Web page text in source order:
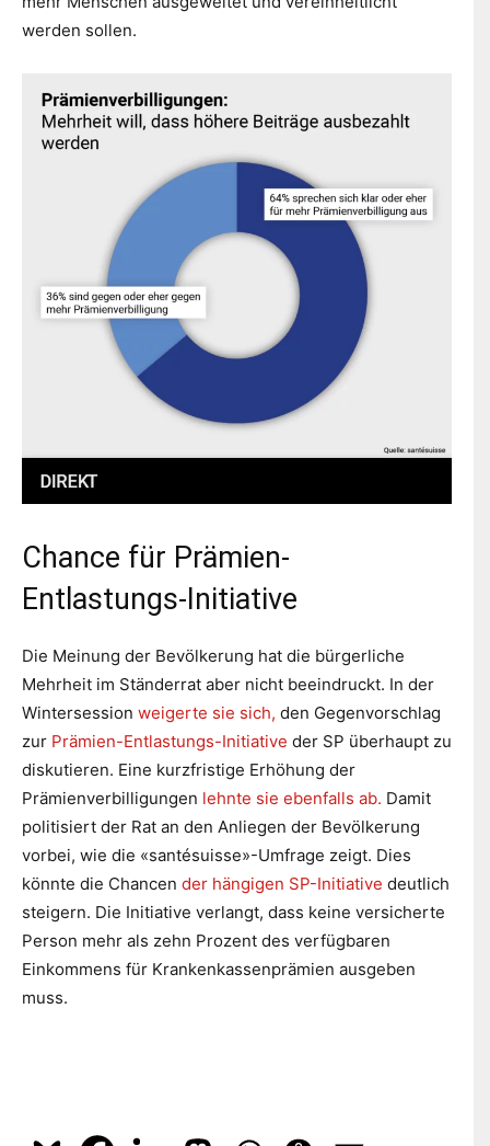
werden sollen.
Chance für Prämien-
Entlastungs-Initiative
Die Meinung der Bevölkerung hat die bürgerliche
Mehrheit im Ständerrat aber nicht beeindruckt. In der
Wintersession weigerte sie sich, den Gegenvorschlag
zur Prämien-Entlastungs-Initiative der SP überhaupt zu
diskutieren. Eine kurzfristige Erhöhung der
Prämienverbilligungen lehnte sie ebenfalls ab. Damit
politisiert der Rat an den Anliegen der Bevölkerung
vorbei, wie die «santésuisse»-Umfrage zeigt. Dies
könnte die Chancen der hängigen SP-Initiative deutlich
steigern. Die Initiative verlangt, dass keine versicherte
Person mehr als zehn Prozent des verfügbaren
Einkommens für Krankenkassenprämien ausgeben
muss.